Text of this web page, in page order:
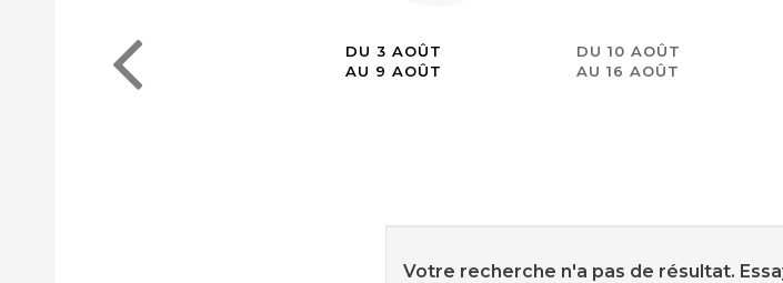
DU 3 AOÛT
AU 9 AOÛT
DU 10 AOÛT
AU 16 AOÛT
Votre recherche n'a pas de résultat.